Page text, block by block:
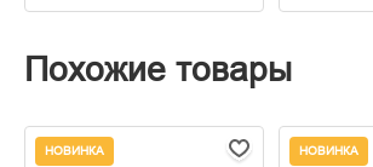
Похожие товары
НОВИНКА НОВИНКА